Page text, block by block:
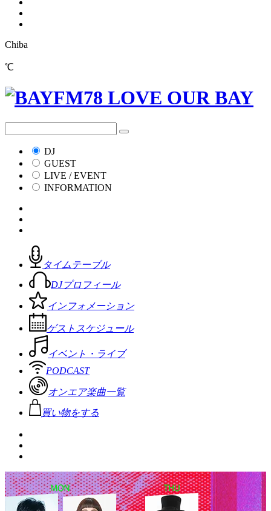
Chiba
℃
DJ
GUEST
LIVE / EVENT
INFORMATION
タイムテーブル
DJプロフィール
インフォメーション
ゲストスケジュール
イベント・ライブ
PODCAST
オンエア楽曲一覧
買い物をする